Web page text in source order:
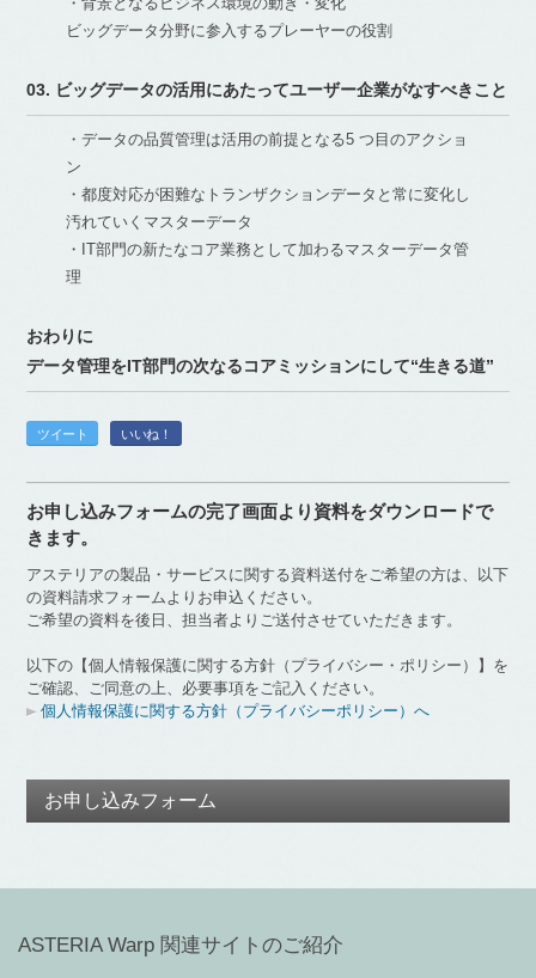
ビッグデータ分野に参入するプレーヤーの役割
03. ビッグデータの活用にあたってユーザー企業がなすべきこと
・データの品質管理は活用の前提となる5 つ目のアクショ
ン
・都度対応が困難なトランザクションデータと常に変化し
汚れていくマスターデータ
・IT部門の新たなコア業務として加わるマスターデータ管
理
おわりに
データ管理をIT部門の次なるコアミッションにして“生きる道”
ツイート いいね！
お申し込みフォームの完了画面より資料をダウンロードで
きます。
アステリアの製品・サービスに関する資料送付をご希望の方は、以下
の資料請求フォームよりお申込ください。
ご希望の資料を後日、担当者よりご送付させていただきます。
以下の【個人情報保護に関する方針（プライバシー・ポリシー）】を
ご確認、ご同意の上、必要事項をご記入ください。
個人情報保護に関する方針（プライバシーポリシー）へ
お申し込みフォーム
ASTERIA Warp 関連サイトのご紹介